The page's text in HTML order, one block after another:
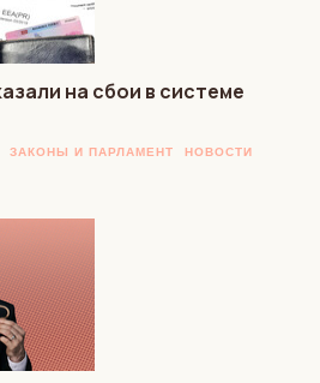
на сбои в системе
ЗАКОНЫ И ПАРЛАМЕНТ НОВОСТИ